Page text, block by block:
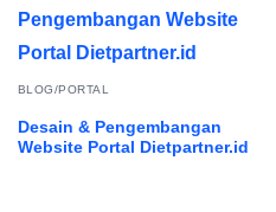
BLOG/PORTAL
Desain & Pengembangan
Website Portal Dietpartner.id